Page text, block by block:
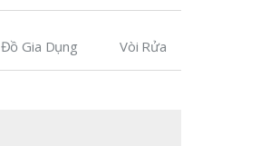
Đồ Gia Dụng Vòi Rửa